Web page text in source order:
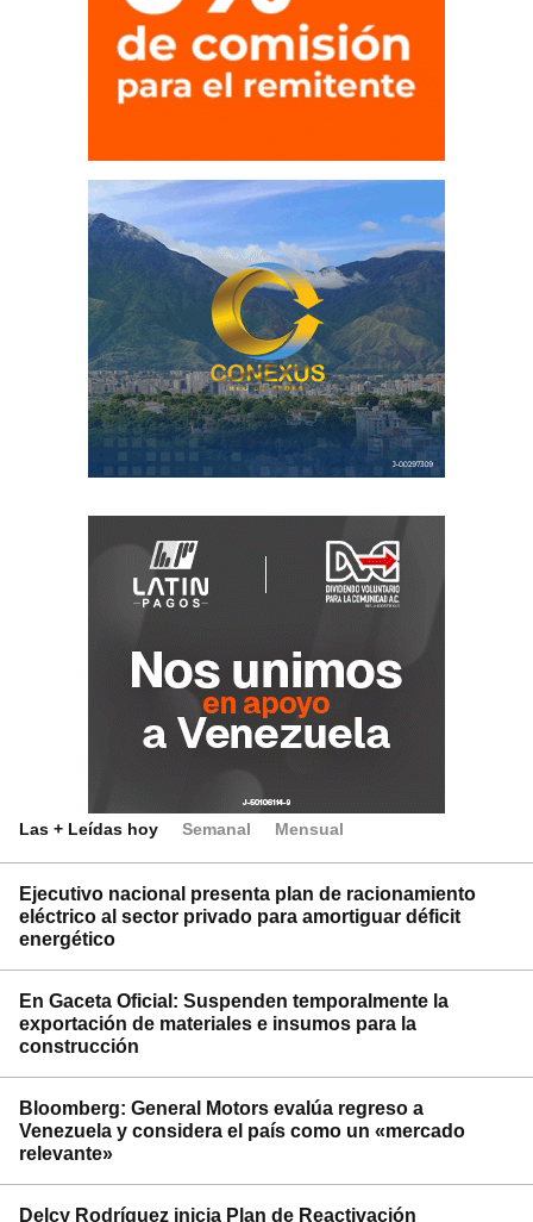
Las + Leídas hoy Semanal Mensual
Ejecutivo nacional presenta plan de racionamiento
eléctrico al sector privado para amortiguar déficit
energético
En Gaceta Oficial: Suspenden temporalmente la
exportación de materiales e insumos para la
construcción
Bloomberg: General Motors evalúa regreso a
Venezuela y considera el país como un «mercado
relevante»
Delcy Rodríguez inicia Plan de Reactivación